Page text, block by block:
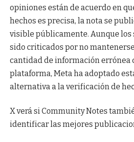
opiniones están de acuerdo en
hechos es precisa, la nota se
visible públicamente. Aunque los
sido criticados por no
cantidad de información errónea
plataforma, Meta ha adoptado
alternativa a la verificación de
X verá si Community Notes
identificar las mejores